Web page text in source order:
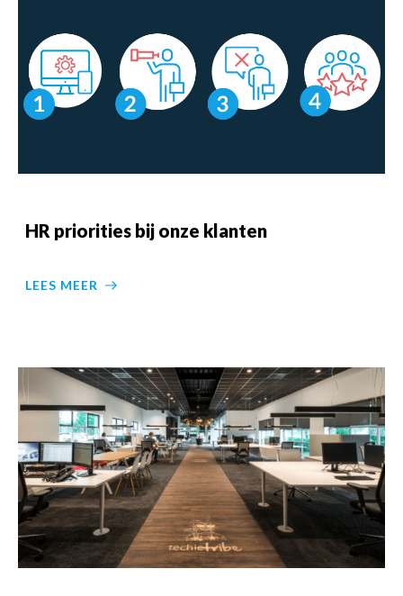
HR priorities bij onze klanten
LEES MEER